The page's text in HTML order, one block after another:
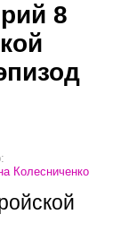
8
Колесниченко